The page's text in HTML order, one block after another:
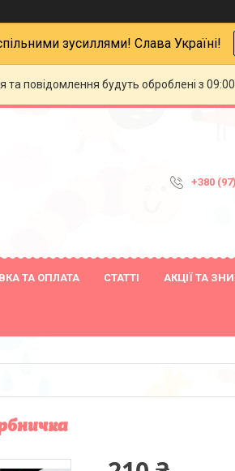
зусиллями! Слава Україні!
та повідомлення будуть оброблені з
+380
ТА ОПЛАТА СТАТТІ АКЦІЇ ТА